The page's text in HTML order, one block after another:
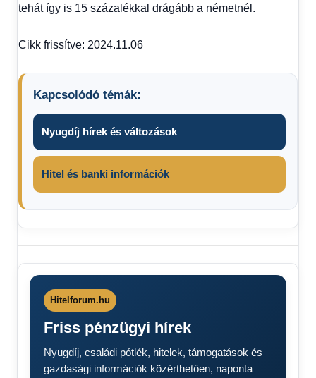
tehát így is 15 százalékkal drágább a németnél.
Cikk frissítve: 2024.11.06
Kapcsolódó témák:
Nyugdíj hírek és változások
Hitel és banki információk
pótlék
összege
Hitelforum.hu
Friss pénzügyi hírek
Nyugdíj, családi pótlék, hitelek, támogatások és
gazdasági információk közérthetően, naponta